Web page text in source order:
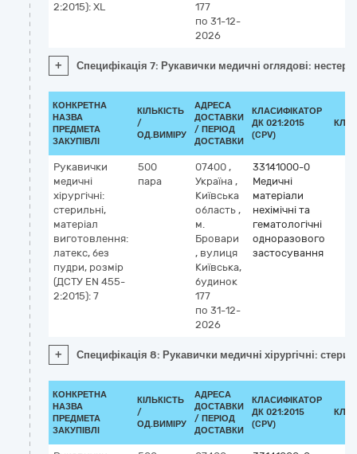
2:2015): XL
177
по 31-12-
2026
+ Специфікація 7: Рукавички медичні оглядові:
КОНКРЕТНА
НАЗВА
ПРЕДМЕТА
ЗАКУПІВЛІ
КІЛЬКІСТЬ
/
ОД.ВИМІРУ
АДРЕСА
ДОСТАВКИ
/ ПЕРІОД
ДОСТАВКИ
КЛАСИФІКАТОР
ДК 021:2015
(CPV)
Рукавички
медичні
хірургічні:
стерильні,
матеріал
виготовлення:
латекс, без
пудри, розмір
(ДСТУ EN 455-
2:2015): 7
500
пара
07400 ,
Україна ,
Київська
область ,
м.
Бровари
, вулиця
Київська,
будинок
177
по 31-12-
2026
33141000-0
Медичні
матеріали
нехімічні та
гематологічні
одноразового
застосування
+ Специфікація 8: Рукавички медичні хірургічні:
КОНКРЕТНА
НАЗВА
ПРЕДМЕТА
ЗАКУПІВЛІ
КІЛЬКІСТЬ
/
ОД.ВИМІРУ
АДРЕСА
ДОСТАВКИ
/ ПЕРІОД
ДОСТАВКИ
КЛАСИФІКАТОР
ДК 021:2015
(CPV)